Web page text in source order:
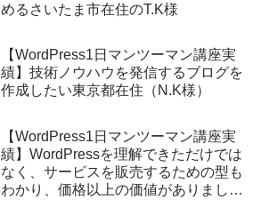
めるさいたま市在住のT.K様
【WordPress1日マンツーマン講座実
績】技術ノウハウを発信するブログを
作成したい東京都在住（N.K様）
【WordPress1日マンツーマン講座実
績】WordPressを理解できただけでは
なく、サービスを販売するための型も
わかり、価格以上の価値がありまし